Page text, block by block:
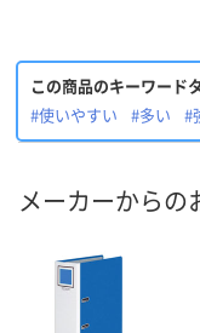
この商品のキーワード
#使いやすい
#多い #
メーカーからの